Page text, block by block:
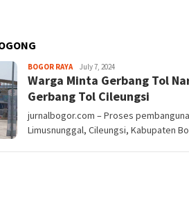
BOGOR RAYASayyev
July 7, 2024
Warga Minta Gerbang Tol
Gerbang Tol Cileungsi
jurnalbogor.com – Proses
Limusnunggal, Cileungsi, Kabupaten